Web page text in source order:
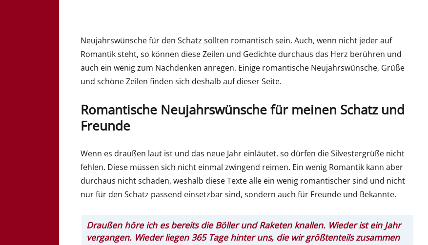
Neujahrswünsche für den Schatz sollten romantisch sein. Auch, wenn nicht jeder auf
Romantik steht, so können diese Zeilen und Gedichte durchaus das Herz berühren und
auch ein wenig zum Nachdenken anregen. Einige romantische Neujahrswünsche, Grüße
und schöne Zeilen finden sich deshalb auf dieser Seite.
Romantische Neujahrswünsche für meinen Schatz und
Freunde
Wenn es draußen laut ist und das neue Jahr einläutet, so dürfen die Silvestergrüße nicht
fehlen. Diese müssen sich nicht einmal zwingend reimen. Ein wenig Romantik kann aber
durchaus nicht schaden, weshalb diese Texte alle ein wenig romantischer sind und nicht
nur für den Schatz passend einsetzbar sind, sondern auch für Freunde und Bekannte.
Draußen höre ich es bereits die Böller und Raketen knallen. Wieder ist ein Jahr
vergangen. Wieder liegen 365 Tage hinter uns, die wir größtenteils zusammen